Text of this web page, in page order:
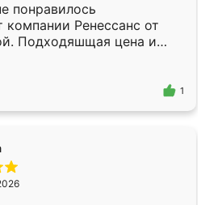
понравилось
компании Ренессанс от
Подходяшщая цена и
Приехавший
Владислав
эскизу самый
1